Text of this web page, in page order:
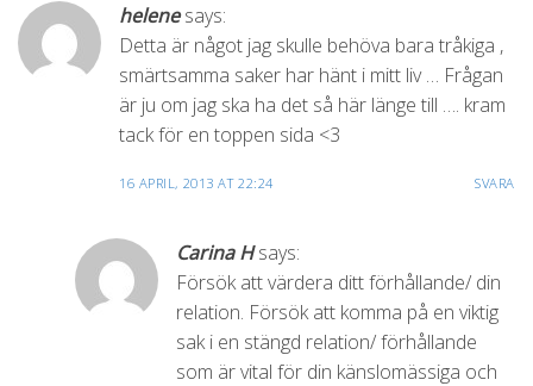
helene says:
Detta är något jag skulle behöva bara tråkiga ,
smärtsamma saker har hänt i mitt liv … Frågan
är ju om jag ska ha det så här länge till …. kram
tack för en toppen sida <3
16 APRIL, 2013 AT 22:24 SVARA
Carina H says:
Försök att värdera ditt förhållande/ din
relation. Försök att komma på en viktig
sak i en stängd relation/ förhållande
som är vital för din känslomässiga och